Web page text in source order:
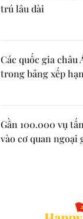
trú lâu dài
Các quốc gia
trong bảng xếp
Gần 100.000 vụ
vào cơ quan ngoại